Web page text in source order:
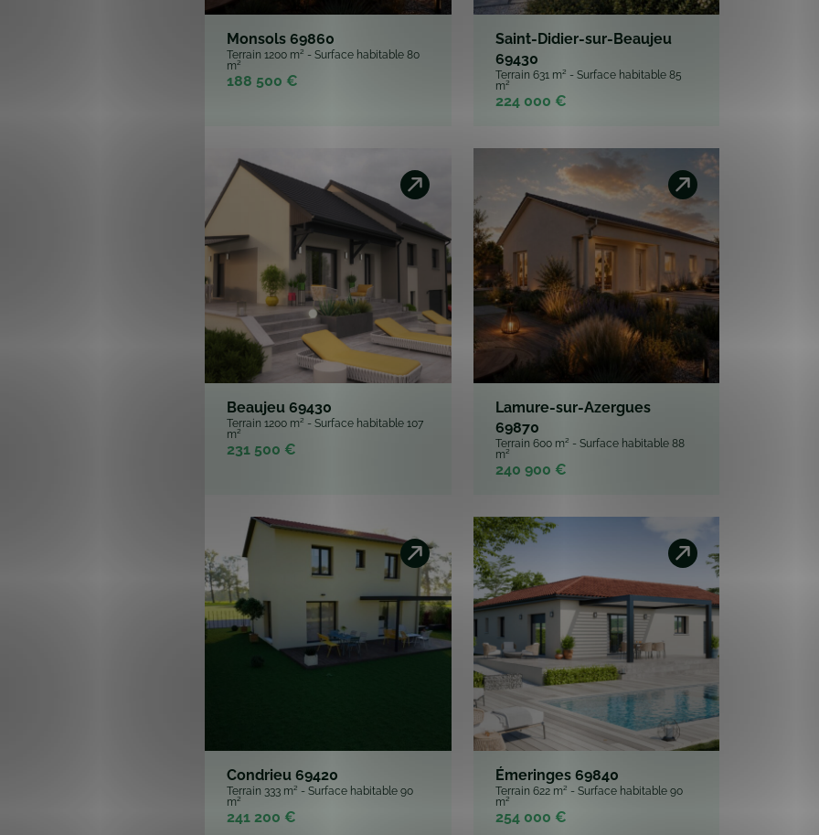
Beaujeu 69430
Terrain 1200 m² - Surface habitable 107
m²
231 500 €
Lamure-sur-Azergues
69870
Terrain 600 m² - Surface habitable 88
m²
240 900 €
Condrieu 69420 Émeringes 69840
Terrain 622 m² - Surface habitable 90
254 000 €